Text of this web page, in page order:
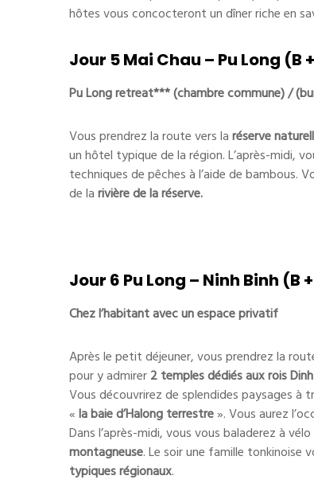
hôtes vous concocteront un dîner riche en
Jour 5 Mai Chau – Pu Long (B
Pu Long retreat*** (chambre commune) /
Vous prendrez la route vers laréserve
un hôtel typique de la région. L’après-midi,
techniques de pêches à l’aide de bambous.
de larivièrede la réserve.
Jour 6 Pu Long – Ninh Binh (B +
Chez l’habitant avec un espace privatif
Après le petit déjeuner, vous prendrez la
pour y admirer2temples dédiés aux rois Dinh
Vous découvrirez de splendides paysages à
«la baied’Halong terrestre». Vous aurez
Dans l’après-midi, vous vous baladerez à
montagneuse. Le soir une famille tonkinoise
typiques régionaux.